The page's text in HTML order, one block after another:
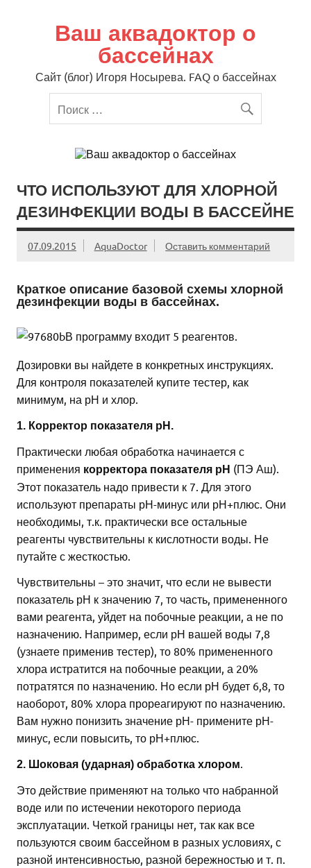
содержимомуВаш аквадоктор о
бассейнах
Сайт (блог) Игоря Носырева. FAQ о бассейнах
ЧТО ИСПОЛЬЗУЮТ ДЛЯ ХЛОРНОЙ
ДЕЗИНФЕКЦИИ ВОДЫ В БАССЕЙНЕ
07.09.2015 AquaDoctor Оставить комментарий
Краткое описание базовой схемы хлорной
дезинфекции воды в бассейнах.
В программу входит 5 реагентов.
Дозировки вы найдете в конкретных инструкциях.
Для контроля показателей купите тестер, как
минимум, на рН и хлор.
1. Корректор показателя рН.
Практически любая обработка начинается с
применения корректора показателя рН (ПЭ Аш).
Этот показатель надо привести к 7. Для этого
используют препараты рН-минус или рН+плюс. Они
необходимы, т.к. практически все остальные
реагенты чувствительны к кислотности воды. Не
путайте с жесткостью.
Чувствительны – это значит, что если не вывести
показатель рН к значению 7, то часть, примененного
вами реагента, уйдет на побочные реакции, а не по
назначению. Например, если рН вашей воды 7,8
(узнаете применив тестер), то 80% примененного
хлора истратится на побочные реакции, а 20%
потратятся по назначению. Но если рН будет 6,8, то
наоборот, 80% хлора прореагируют по назначению.
Вам нужно понизить значение рН- примените рН-
минус, если повысить, то рН+плюс.
2. Шоковая (ударная) обработка хлором
Это действие применяют на только что набранной
воде или по истечении некоторого периода
эксплуатации. Четкой границы нет, так как все
пользуются своим бассейном в разных условиях, с
разной интенсивностью, разной бережностью и т. п.